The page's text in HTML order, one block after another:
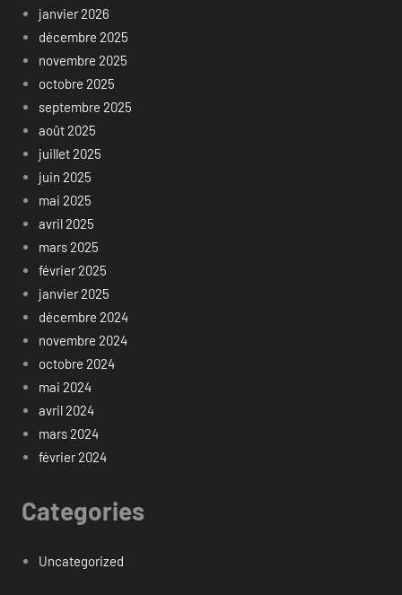
janvier 2026
décembre 2025
novembre 2025
octobre 2025
septembre 2025
août 2025
juillet 2025
juin 2025
mai 2025
avril 2025
mars 2025
février 2025
janvier 2025
décembre 2024
novembre 2024
octobre 2024
mai 2024
avril 2024
mars 2024
février 2024
Categories
Uncategorized